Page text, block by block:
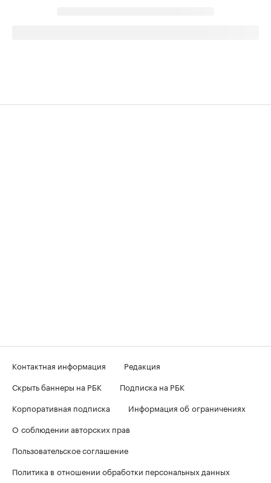
Контактная информация
Редакция
Скрыть баннеры на РБК
Подписка на РБК
Корпоративная подписка
Информация об ограничениях
О соблюдении авторских прав
Пользовательское соглашение
Политика в отношении обработки персональных данных